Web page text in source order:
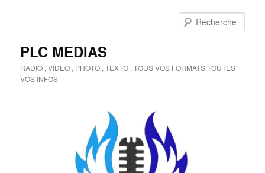
PLC MEDIAS
RADIO , VIDEO , PHOTO , TEXTO , TOUS VOS FORMATS TOUTES
VOS INFOS